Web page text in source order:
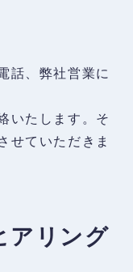
話、弊社営業に
いたします。そ
せていただきま
アリング